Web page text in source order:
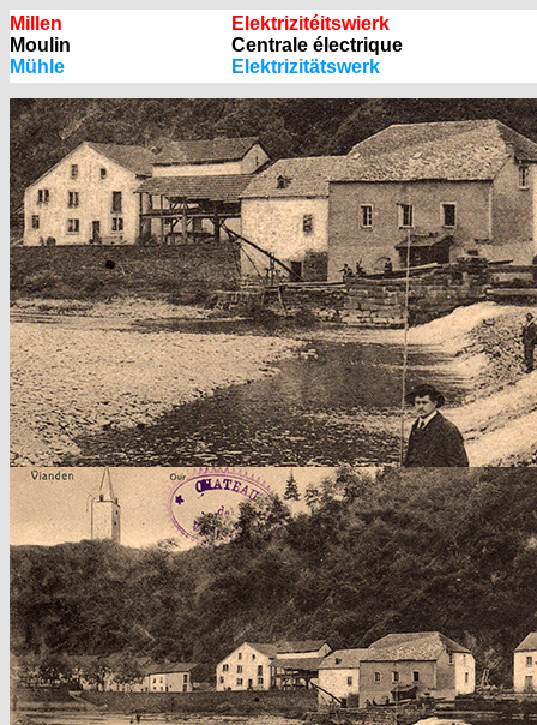
Millen
Moulin
Mühle
Elektrizitéitswierk
Centrale électrique
Elektrizitätswerk